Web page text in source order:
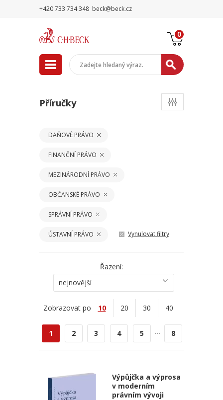
+420 733 734 348 beck@beck.cz
0
Příručky
DAŇOVÉ PRÁVO
FINANČNÍ PRÁVO
MEZINÁRODNÍ PRÁVO
OBČANSKÉ PRÁVO
SPRÁVNÍ PRÁVO
ÚSTAVNÍ PRÁVO Vynulovat filtry
Řazení:
nejnovější
Zobrazovat po 10 20 30 40
1 2 3 4 5 ... 8
Výpůjčka a výprosa
v moderním
právním vývoji